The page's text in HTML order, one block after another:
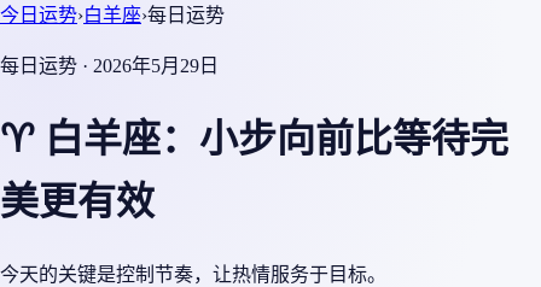
今日运势›白羊座›每日运势
每日运势 · 2026年5月29日
♈ 白羊座：小步向前比等待完
美更有效
今天的关键是控制节奏，让热情服务于目标。